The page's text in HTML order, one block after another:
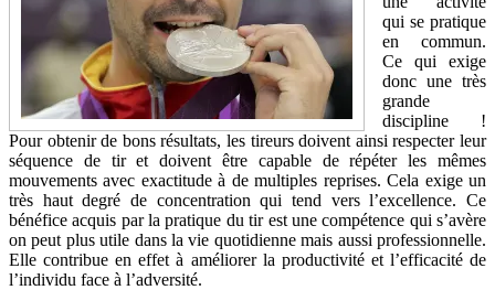
qui se pratique
en commun.
Ce qui exige
donc une très
grande
discipline !
Pour obtenir de bons résultats, les tireurs doivent ainsi respecter leur
séquence de tir et doivent être capable de répéter les mêmes
mouvements avec exactitude à de multiples reprises. Cela exige un
très haut degré de concentration qui tend vers l’excellence. Ce
bénéfice acquis par la pratique du tir est une compétence qui s’avère
on peut plus utile dans la vie quotidienne mais aussi professionnelle.
Elle contribue en effet à améliorer la productivité et l’efficacité de
l’individu face à l’adversité.